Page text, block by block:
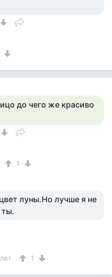
до чего же красиво
1
луны.Но лучше я не
ты.
1